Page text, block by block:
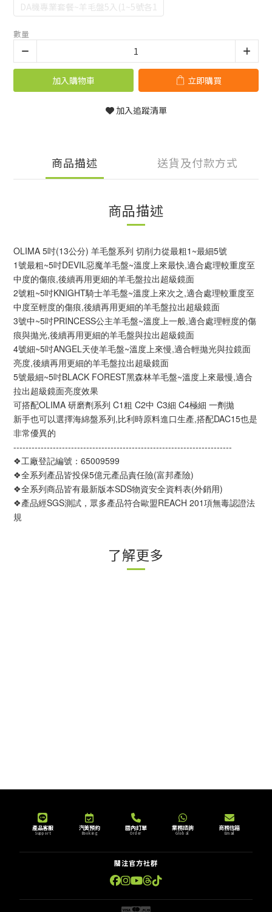
DA機專業套餐~羊毛盤5入(1~5號各1
數量
加入購物車 立即購買
加入追蹤清單
商品描述 送貨及付款方式
商品描述
OLIMA 5吋(13公分) 羊毛盤系列 切削力從最粗1~最細5號
1號最粗~5吋DEVIL惡魔羊毛盤~溫度上來最快,適合處理較重度至
中度的傷痕,後續再用更細的羊毛盤拉出超級鏡面
2號粗~5吋KNIGHT騎士羊毛盤~溫度上來次之,適合處理較重度至
中度至輕度的傷痕,後續再用更細的羊毛盤拉出超級鏡面
3號中~5吋PRINCESS公主羊毛盤~溫度上一般,適合處理輕度的傷
痕與拋光,後續再用更細的羊毛盤與拉出超級鏡面
4號細~5吋ANGEL天使羊毛盤~溫度上來慢,適合輕拋光與拉鏡面
亮度,後續再用更細的羊毛盤拉出超級鏡面
5號最細~5吋BLACK FOREST黑森林羊毛盤~溫度上來最慢,適合
拉出超級鏡面亮度效果
可搭配OLIMA 研磨劑系列 C1粗 C2中 C3細 C4極細 一劑拋
新手也可以選擇海綿盤系列,比利時原料進口生產,搭配DAC15也是
非常優異的
------------------------------------------------------------------------
❖工廠登記編號：65009599
❖全系列產品皆投保5億元產品責任險(富邦產險)
❖全系列商品皆有最新版本SDS物資安全資料表(外銷用)
❖產品經SGS測試，眾多產品符合歐盟REACH 201項無毒認證法
規
了解更多
產品客服
Support
汽美預約
Booking
國內訂單
Order
業務諮詢
Global
商務信箱
Email
關注官方社群